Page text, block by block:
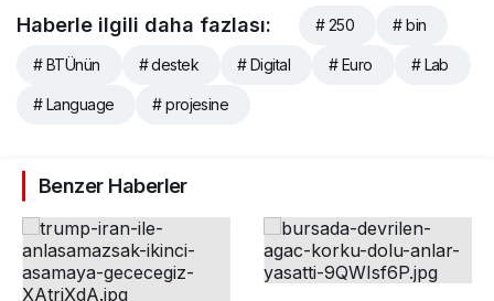
Haberle ilgili daha fazlası: # 250 # bin
# BTÜnün # destek # Digital # Euro # Lab
# Language # projesine
Benzer Haberler